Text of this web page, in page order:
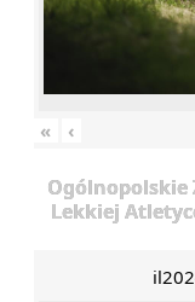
« ‹
Ogólnopolskie
Lekkiej